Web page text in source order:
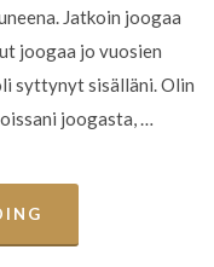
Jatkoin joogaa
joogaa jo vuosien
syttynyt sisälläni. Olin
joogasta, …